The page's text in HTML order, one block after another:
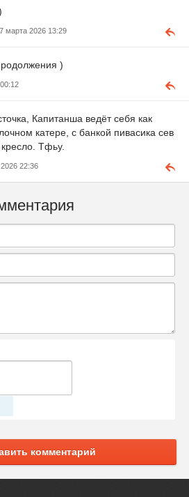
7 марта 2026 13:29
)
Капитанша ведёт себя как
катере, с банкой пивасика сев
Тфьу.
22:36
комментарий